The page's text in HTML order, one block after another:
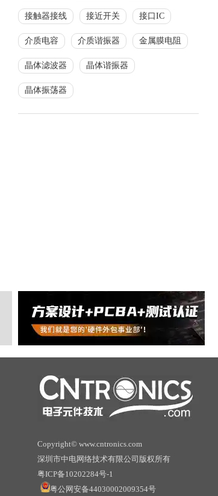
接触器接线 接近开关 接口IC
介质电容 介质谐振器 金属膜电阻
晶体滤波器 晶体谐振器
晶体振荡器
Copyright© www.cntronics.com
深圳市中电网络技术有限公司版权所有
粤ICP备10202284号-1
粤公网安备44030002009354号